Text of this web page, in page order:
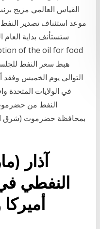
القياس العالمي مزيج
موعد استئناف تصدير
ستستأنف بداية
التوالي يوم الخميس وفقد
في الولايات المتحدة
بمحافظة حضرموت (شرق
النفطي